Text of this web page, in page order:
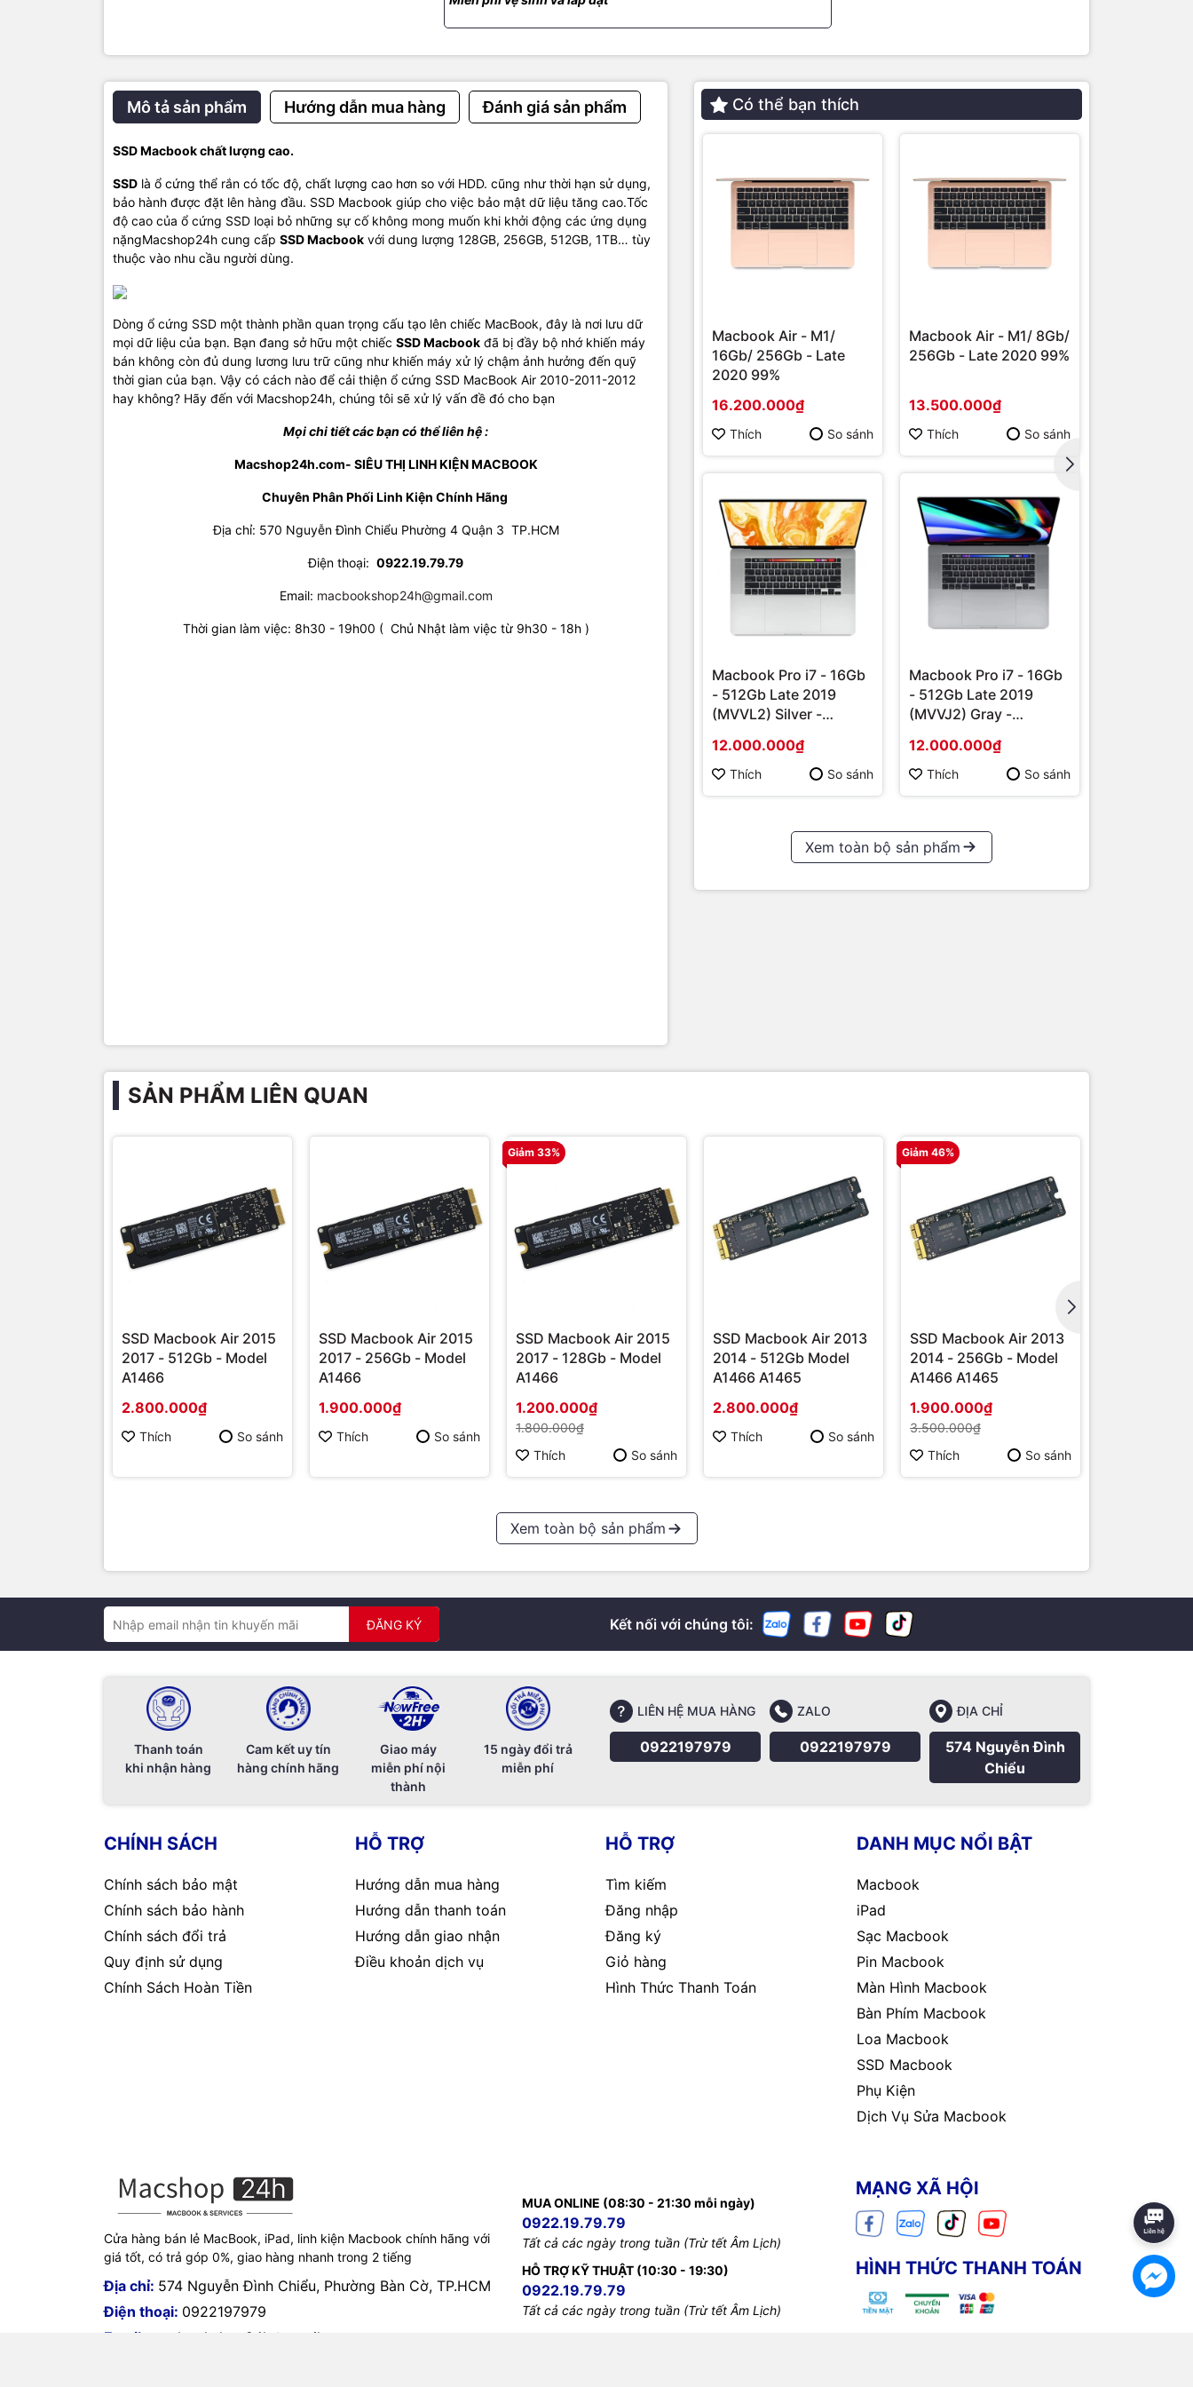
Mô tả sản phẩm Hướng dẫn mua hàng Đánh giá sản phẩm
SSD Macbook chất lượng cao.
SSD là ổ cứng thể rắn có tốc độ, chất lượng cao hơn so với HDD. cũng như thời hạn sử dụng,
bảo hành được đặt lên hàng đầu. SSD Macbook giúp cho việc bảo mật dữ liệu tăng cao.Tốc
độ cao của ổ cứng SSD loại bỏ những sự cố không mong muốn khi khởi động các ứng dụng
nặngMacshop24h cung cấp SSD Macbook với dung lượng 128GB, 256GB, 512GB, 1TB… tùy
thuộc vào nhu cầu người dùng.
Dòng ổ cứng SSD một thành phần quan trọng cấu tạo lên chiếc MacBook, đây là nơi lưu dữ
mọi dữ liệu của bạn. Bạn đang sở hữu một chiếc SSD Macbook đã bị đầy bộ nhớ khiến máy
bán không còn đủ dung lương lưu trữ cũng như khiến máy xử lý chậm ảnh hưởng đến quỹ
thời gian của bạn. Vậy có cách nào để cải thiện ổ cứng SSD MacBook Air 2010-2011-2012
hay không? Hãy đến với Macshop24h, chúng tôi sẽ xử lý vấn đề đó cho bạn
Mọi chi tiết các bạn có thể liên hệ :
Macshop24h.com- SIÊU THỊ LINH KIỆN MACBOOK
Chuyên Phân Phối Linh Kiện Chính Hãng
Địa chỉ: 570 Nguyễn Đình Chiểu Phường 4 Quận 3 TP.HCM
Điện thoại: 0922.19.79.79
Email: macbookshop24h@gmail.com
Thời gian làm việc: 8h30 - 19h00 ( Chủ Nhật làm việc từ 9h30 - 18h )
Có thể bạn thích
Macbook Air - M1/
16Gb/ 256Gb - Late
2020 99%
16.200.000₫
Thích So sánh
Macbook Air - M1/ 8Gb/
256Gb - Late 2020 99%
13.500.000₫
Thích So sánh
Macbook Pro i7 - 16Gb
- 512Gb Late 2019
(MVVL2) Silver -
12.000.000₫
Thích So sánh
Macbook Pro i7 - 16Gb
- 512Gb Late 2019
(MVVJ2) Gray -
12.000.000₫
Thích So sánh
Xem toàn bộ sản phẩm
SẢN PHẨM LIÊN QUAN
SSD Macbook Air 2015
2017 - 512Gb - Model
A1466
2.800.000₫
Thích So sánh
SSD Macbook Air 2015
2017 - 256Gb - Model
A1466
1.900.000₫
Thích So sánh
Giảm 33%
SSD Macbook Air 2015
2017 - 128Gb - Model
A1466
1.200.000₫
1.800.000₫
Thích
So sánh
SSD Macbook Air 2013
2014 - 512Gb Model
A1466 A1465
2.800.000₫
Thích So sánh
Giảm 46%
SSD Macbook Air 2013
2014 - 256Gb - Model
A1466 A1465
1.900.000₫
3.500.000₫
Thích
So sánh
Xem toàn bộ sản phẩm
Email:macbookshop24h@gmail.com
ĐĂNG KÝ Kết nối với chúng tôi:
Thanh toán
khi nhận hàng
Cam kết uy tín
hàng chính hãng
Giao máy
miễn phí nội
thành
15 ngày đổi trả
miễn phí
LIÊN HỆ MUA HÀNG
0922197979
ZALO
0922197979
ĐỊA CHỈ
574 Nguyễn Đình
Chiểu
CHÍNH SÁCH
Chính sách bảo mật
Chính sách bảo hành
Chính sách đổi trả
Quy định sử dụng
Chính Sách Hoàn Tiền
HỖ TRỢ
Hướng dẫn mua hàng
Hướng dẫn thanh toán
Hướng dẫn giao nhận
Điều khoản dịch vụ
HỖ TRỢ
Tìm kiếm
Đăng nhập
Đăng ký
Giỏ hàng
Hình Thức Thanh Toán
DANH MỤC NỔI BẬT
Macbook
iPad
Sạc Macbook
Pin Macbook
Màn Hình Macbook
Bàn Phím Macbook
Loa Macbook
SSD Macbook
Phụ Kiện
Dịch Vụ Sửa Macbook
Cửa hàng bán lẻ MacBook, iPad, linh kiện Macbook chính hãng với
giá tốt, có trả góp 0%, giao hàng nhanh trong 2 tiếng
Địa chỉ: 574 Nguyễn Đình Chiểu, Phường Bàn Cờ, TP.HCM
Điện thoại: 0922197979
Email:
macbookshop24h@gmail.com
MUA ONLINE (08:30 - 21:30 mỗi ngày)
0922.19.79.79
Tất cả các ngày trong tuần (Trừ tết Âm Lịch)
HỖ TRỢ KỸ THUẬT (10:30 - 19:30)
0922.19.79.79
Tất cả các ngày trong tuần (Trừ tết Âm Lịch)
MẠNG XÃ HỘI
HÌNH THỨC THANH TOÁN